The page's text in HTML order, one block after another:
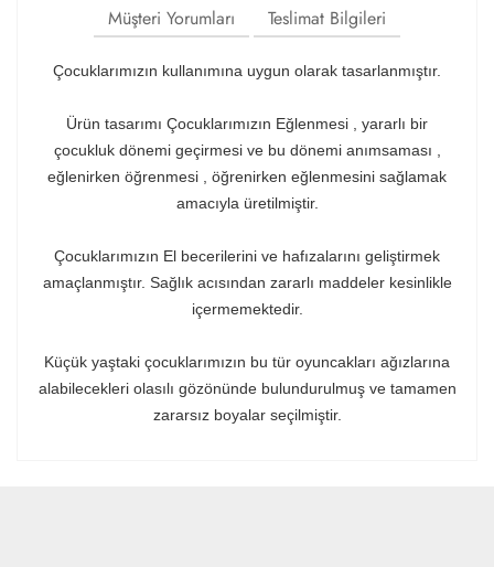
Müşteri Yorumları
Teslimat Bilgileri
Çocuklarımızın kullanımına uygun olarak tasarlanmıştır.
Ürün tasarımı Çocuklarımızın Eğlenmesi , yararlı bir
çocukluk dönemi geçirmesi ve bu dönemi anımsaması ,
eğlenirken öğrenmesi , öğrenirken eğlenmesini sağlamak
amacıyla üretilmiştir.
Çocuklarımızın El becerilerini ve hafızalarını geliştirmek
amaçlanmıştır. Sağlık acısından zararlı maddeler kesinlikle
içermemektedir.
Küçük yaştaki çocuklarımızın bu tür oyuncakları ağızlarına
alabilecekleri olasılı gözönünde bulundurulmuş ve tamamen
zararsız boyalar seçilmiştir.